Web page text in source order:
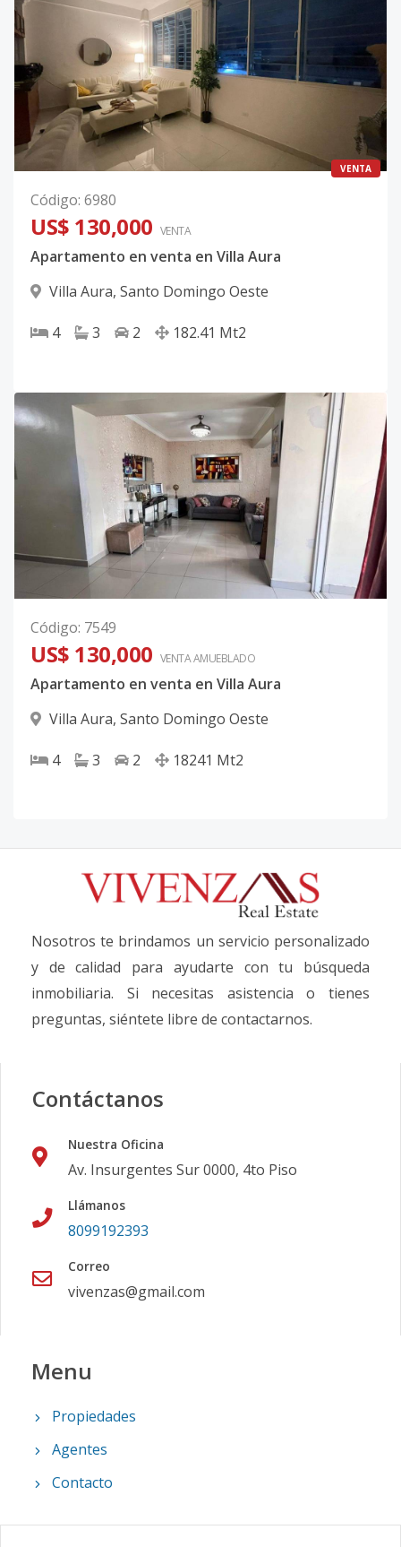
VENTA
Código: 6980
US$ 130,000 VENTA
Apartamento en venta en Villa Aura
Villa Aura, Santo Domingo Oeste
4 3 2 182.41 Mt2
Código: 7549
US$ 130,000 VENTA AMUEBLADO
Apartamento en venta en Villa Aura
Villa Aura, Santo Domingo Oeste
4 3 2 18241 Mt2
Nosotros te brindamos un servicio personalizado
y de calidad para ayudarte con tu búsqueda
inmobiliaria. Si necesitas asistencia o tienes
preguntas, siéntete libre de contactarnos.
Contáctanos
Nuestra Oficina
Av. Insurgentes Sur 0000, 4to Piso
Llámanos
8099192393
Correo
vivenzas@gmail.com
Menu
Propiedades
Agentes
Contacto